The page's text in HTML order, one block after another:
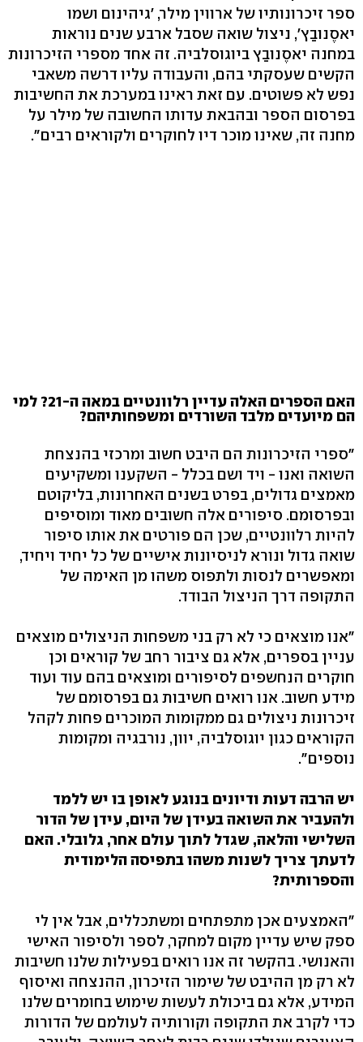
ספר זיכרונותיו של ארווין מילר, 'גיהינום ושמו
יאסֶנובַץ', ניצול שואה שסבל ארבע שנים נוראות
במחנה יאסֶנובַץ ביוגוסלביה. זה אחד מספרי הזיכרונות
הקשים שעסקתי בהם, והעבודה עליו דרשה משאבי
נפש לא פשוטים. עם זאת ראינו במערכת את החשיבות
בפרסום הספר ובהבאת עדותו החשובה של מילר על
מחנה זה, שאינו מוכר דיו לחוקרים ולקוראים רבים".
האם הספרים האלה עדיין רלוונטיים במאה ה-21? למי
הם מיועדים מלבד השורדים ומשפחותיהם?
"ספרי הזיכרונות הם היבט חשוב ומרכזי בהנצחת
השואה ואנו - ויד ושם בכלל - השקענו ומשקיעים
מאמצים גדולים, בפרט בשנים האחרונות, בליקוטם
ובפרסומם. סיפורים אלה חשובים מאוד ומוסיפים
להיות רלוונטיים, שכן הם פורטים את אותו סיפור
שואה גדול ונורא לניסיונות אישיים של כל יחיד ויחיד,
ומאפשרים לנסות ולתפוס משהו מן האימה של
התקופה דרך הניצול הבודד.
"אנו מוצאים כי לא רק בני משפחות הניצולים מוצאים
עניין בספרים, אלא גם ציבור רחב של קוראים וכן
חוקרים הנחשפים לסיפורים ומוצאים בהם עוד ועוד
מידע חשוב. אנו רואים חשיבות גם בפרסומם של
זיכרונות ניצולים גם ממקומות המוכרים פחות לקהל
הקוראים כגון יוגוסלביה, יוון, נורבגיה ומקומות
נוספים".
יש הרבה דעות ודיונים בנוגע לאופן בו יש ללמד
ולהעביר את השואה בעידן של היום, עידן של הדור
השלישי והלאה, שגדל לתוך עולם אחר, גלובלי. האם
לדעתך צריך לשנות משהו בתפיסה הלימודית
והספרותית?
"האמצעים אכן מתפתחים ומשתכללים, אבל אין לי
ספק שיש עדיין מקום למחקר, לספר ולסיפור האישי
והאנושי. בהקשר זה אנו רואים בפעילות שלנו חשיבות
לא רק מן ההיבט של שימור הזיכרון, ההנצחה ואיסוף
המידע, אלא גם ביכולת לעשות שימוש בחומרים שלנו
כדי לקרב את התקופה וקורותיה לעולמם של הדורות